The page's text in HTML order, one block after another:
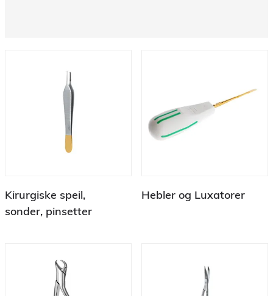
Kirurgiske speil,
sonder, pinsetter
Hebler og Luxatorer